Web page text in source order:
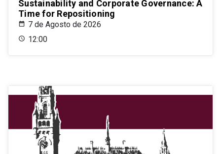
Sustainability and Corporate Governance: A
Time for Repositioning
7 de Agosto de 2026
12:00